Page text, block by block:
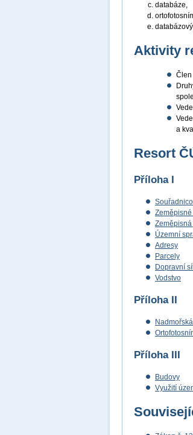
databáze,
Aktivity
Člen
a
Resort
Příloha I
Územní
Adresy
Parcely
Dopravní
Vodstvo
Příloha II
Příloha III
Budovy
Využití